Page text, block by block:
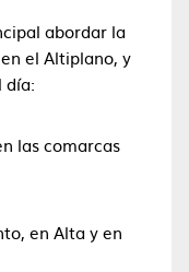
abordar la
el Altiplano, y
día:
las comarcas
en Alta y en